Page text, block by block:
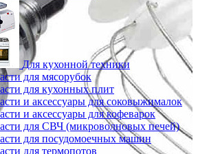
Для кухонной техники
для мясорубок
для кухонных плит
и аксессуары для соковыжималок
и аксессуары для кофеварок
для СВЧ (микроволновых печей)
для посудомоечных машин
для термопотов